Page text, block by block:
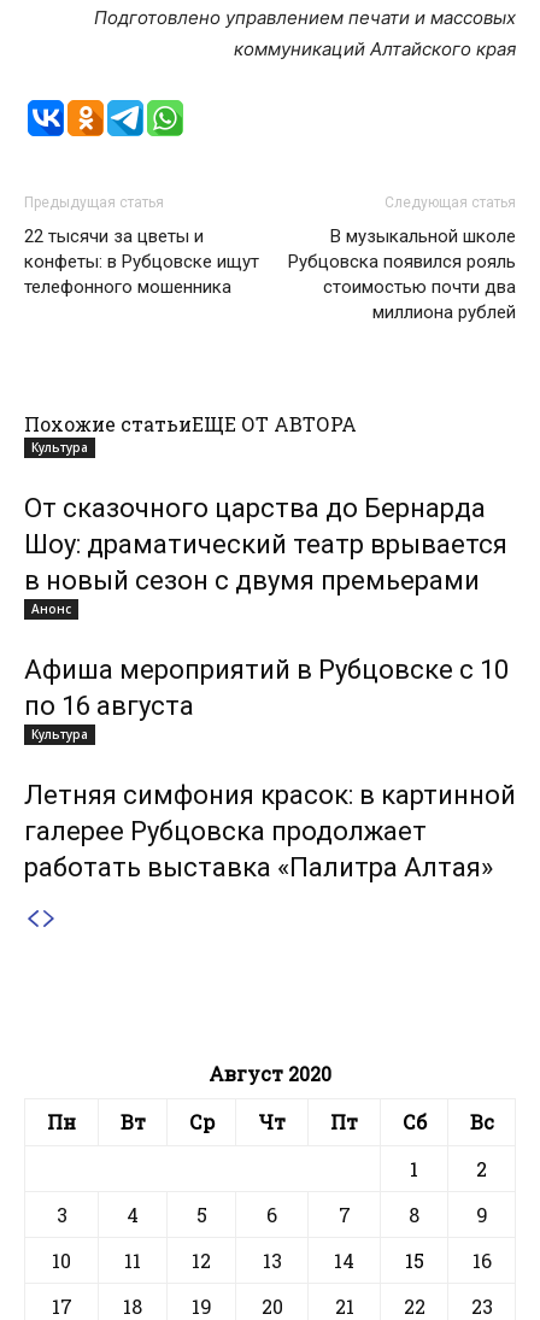
Подготовлено управлением печати и массовых
коммуникаций Алтайского края
Предыдущая статья
22 тысячи за цветы и
конфеты: в Рубцовске ищут
телефонного мошенника
Следующая статья
В музыкальной школе
Рубцовска появился рояль
стоимостью почти два
миллиона рублей
Похожие статьиЕЩЕ ОТ АВТОРА
Культура
От сказочного царства до Бернарда
Шоу: драматический театр врывается
в новый сезон с двумя премьерами
Анонс
Афиша мероприятий в Рубцовске с 10
по 16 августа
Культура
Летняя симфония красок: в картинной
галерее Рубцовска продолжает
работать выставка «Палитра Алтая»
Август 2020
Пн
Вт Ср Чт Пт Сб
Вс
1
2
3
4 5 6 7 8
9
10
11 12 13 14 15
16
17
18 19 20 21 22
23